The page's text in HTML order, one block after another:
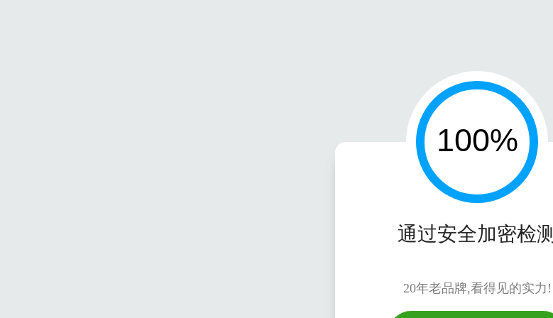
通过安全加密检测
20年老品牌,看得见的实力!